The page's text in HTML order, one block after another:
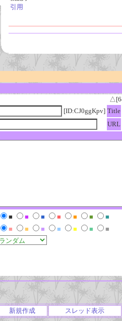
引用
[ID:CJ0ggKpv] Title
URL
■ ■ ■ ■ ■ ■
■
■ ■ ■ ■ ■ ■
■
新規作成 スレッド表示